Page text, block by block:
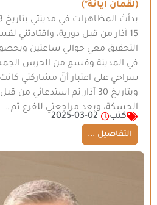
(لقمان أيانة*)
15 آذار من قبل دورية، واقتادتني
التحقيق معي حوالي ساعتين
في المدينة وقسمٍ من الحرس
سراحي على اعتبار أنّ مشاركتي كانت
وبتاريخ 30 آذار تم استدعائي
الحسكة، وبعد مراجعتي للفرع تم…
كتب
2025-03-02
التفاصيل ...